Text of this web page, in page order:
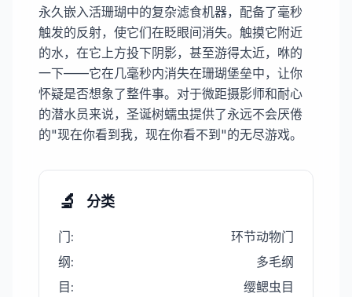
永久嵌入活珊瑚中的复杂滤食机器，配备了毫秒
触发的反射，使它们在眨眼间消失。触摸它附近
的水，在它上方投下阴影，甚至游得太近，咻的
一下——它在几毫秒内消失在珊瑚堡垒中，让你
怀疑是否想象了整件事。对于微距摄影师和耐心
的潜水员来说，圣诞树蠕虫提供了永远不会厌倦
的"现在你看到我，现在你看不到"的无尽游戏。
🔬 分类
门:
环节动物门
纲:
多毛纲
目 :
缨鳃虫目